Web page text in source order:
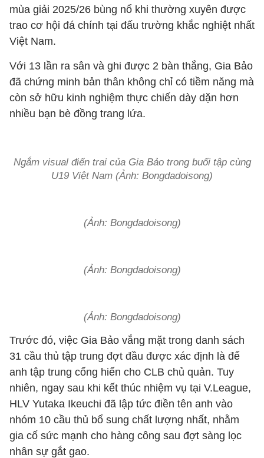
mùa giải 2025/26 bùng nổ khi thường xuyên được
trao cơ hội đá chính tại đấu trường khắc nghiệt nhất
Việt Nam.
Với 13 lần ra sân và ghi được 2 bàn thắng, Gia Bảo
đã chứng minh bản thân không chỉ có tiềm năng mà
còn sở hữu kinh nghiệm thực chiến dày dặn hơn
nhiều bạn bè đồng trang lứa.
Ngắm visual điển trai của Gia Bảo trong buổi tập cùng
U19 Việt Nam (Ảnh: Bongdadoisong)
(Ảnh: Bongdadoisong)
(Ảnh: Bongdadoisong)
(Ảnh: Bongdadoisong)
Trước đó, việc Gia Bảo vắng mặt trong danh sách
31 cầu thủ tập trung đợt đầu được xác định là để
anh tập trung cống hiến cho CLB chủ quản. Tuy
nhiên, ngay sau khi kết thúc nhiệm vụ tại V.League,
HLV Yutaka Ikeuchi đã lập tức điền tên anh vào
nhóm 10 cầu thủ bổ sung chất lượng nhất, nhằm
gia cố sức mạnh cho hàng công sau đợt sàng lọc
nhân sự gắt gao.